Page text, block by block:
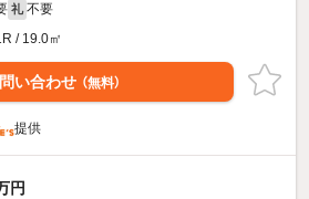
礼 不要
/ 19.0㎡
い合わせ （無料）
提供
円